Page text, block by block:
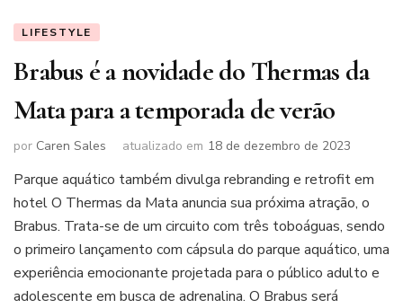
LIFESTYLE
Brabus é a novidade do Thermas da
Mata para a temporada de verão
por Caren Sales atualizado em 18 de dezembro de 2023
Parque aquático também divulga rebranding e retrofit em
hotel O Thermas da Mata anuncia sua próxima atração, o
Brabus. Trata-se de um circuito com três toboáguas, sendo
o primeiro lançamento com cápsula do parque aquático, uma
experiência emocionante projetada para o público adulto e
adolescente em busca de adrenalina. O Brabus será